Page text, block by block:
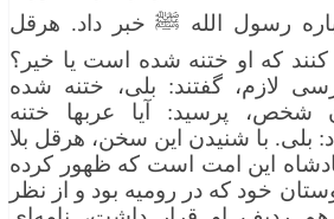
رسول الله ﷺ خبر داد. هرقل
كه او ختنه شده است یا خیر؟
لازم، گفتند: بلی، ختنه شده
پرسید: آیا عربها ختنه
بلی. با شنیدن این سخن، هرقل بلا
این امت است كه ظهور كرده
خود كه در رومیه بود و از نظر